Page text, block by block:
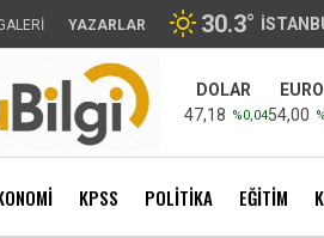
YAZARLAR 30.3°
DOLAR
47,18 %0,04
EURO
54,00
KPSS POLİTİKA EĞİTİM